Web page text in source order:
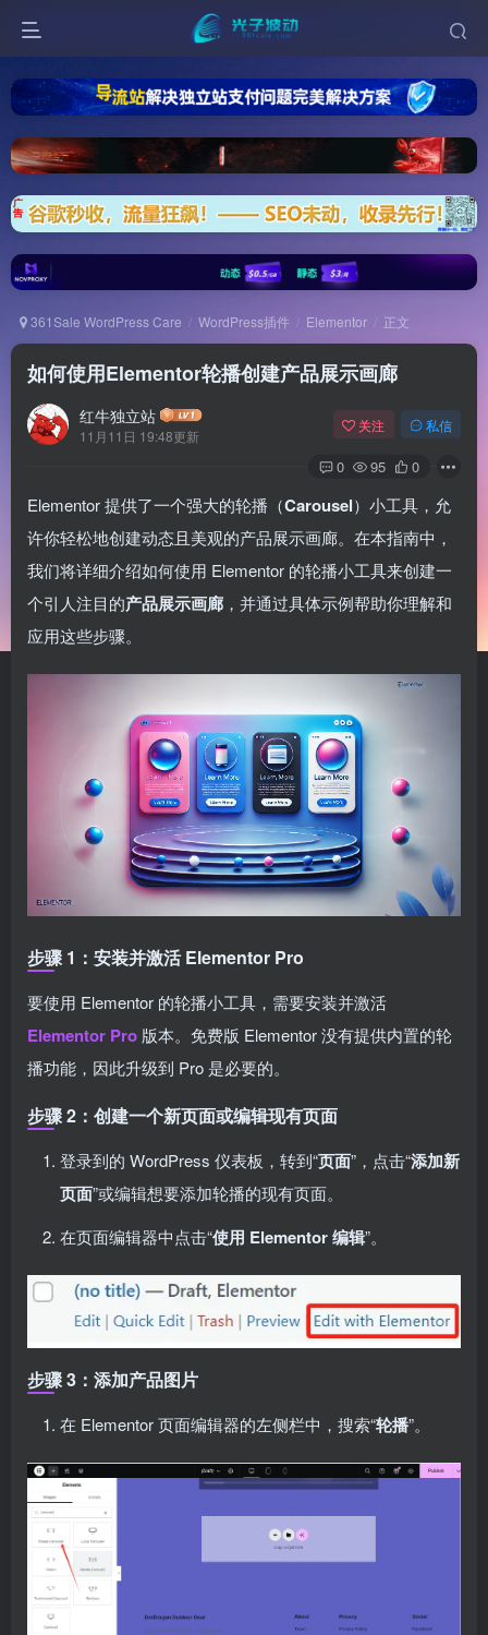
361Sale WordPress Care WordPress插件 Elementor 正文
如何使用Elementor轮播创建产品展示画廊
红牛独立站
11月11日 19:48更新
关注 私信
0 95 0
Elementor 提供了一个强大的轮播（Carousel）小工具，允
许你轻松地创建动态且美观的产品展示画廊。在本指南中，
我们将详细介绍如何使用 Elementor 的轮播小工具来创建一
个引人注目的产品展示画廊 ，并通过具体示例帮助你理解和
应用这些步骤。
步骤 1：安装并激活 Elementor Pro
要使用 Elementor 的轮播小工具，需要安装并激活
Elementor Pro 版本。免费版 Elementor 没有提供内置的轮
播功能，因此升级到 Pro 是必要的。
步骤 2：创建一个新页面或编辑现有页面
登录到的 WordPress 仪表板，转到“页面”，点击“添加新
页面”或编辑想要添加轮播的现有页面。
在页面编辑器中点击“使用 Elementor 编辑”。
步骤 3：添加产品图片
在 Elementor 页面编辑器的左侧栏中，搜索“轮播”。